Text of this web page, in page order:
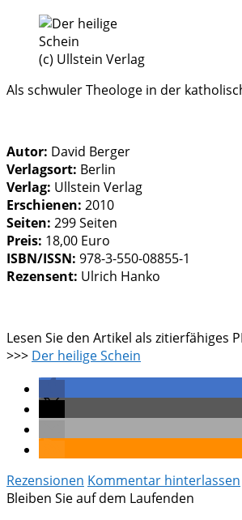
(c) Ullstein Verlag
Als schwuler Theologe in der
Autor: David Berger
Verlagsort: Berlin
Verlag: Ullstein Verlag
Erschienen: 2010
Seiten: 299 Seiten
Preis: 18,00 Euro
ISBN/ISSN: 978-3-550-08855-1
Rezensent: Ulrich Hanko
Lesen Sie den Artikel als zitierfähiges
>>> Der heilige Schein
Rezensionen Kommentar hinterlassen
Bleiben Sie auf dem Laufenden